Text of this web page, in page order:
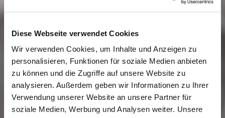
Diese Webseite verwendet Cookies
Wir verwenden Cookies, um Inhalte und Anzeigen zu
personalisieren, Funktionen für soziale Medien anbieten
zu können und die Zugriffe auf unsere Website zu
analysieren. Außerdem geben wir Informationen zu Ihrer
Verwendung unserer Website an unsere Partner für
soziale Medien, Werbung und Analysen weiter. Unsere